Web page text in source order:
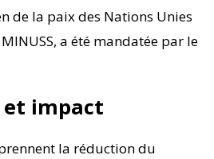
de la paix des Nations Unies
a été mandatée par le
et impact
la réduction du